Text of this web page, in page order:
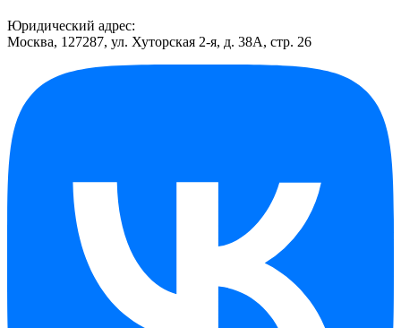
Юридический адрес:
Москва, 127287, ул. Хуторская 2-я, д. 38А, стр. 26